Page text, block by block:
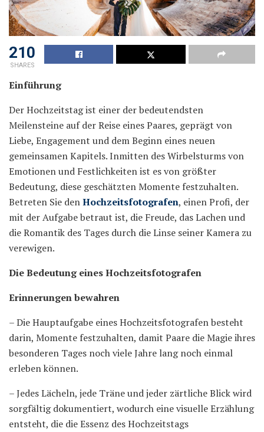
210
SHARES
Einführung
Der Hochzeitstag ist einer der bedeutendsten
Meilensteine auf der Reise eines Paares, geprägt von
Liebe, Engagement und dem Beginn eines neuen
gemeinsamen Kapitels. Inmitten des Wirbelsturms von
Emotionen und Festlichkeiten ist es von größter
Bedeutung, diese geschätzten Momente festzuhalten.
Betreten Sie denHochzeitsfotografen, einen Profi, der
mit der Aufgabe betraut ist, die Freude, das Lachen und
die Romantik des Tages durch die Linse seiner Kamera zu
verewigen.
Die Bedeutung eines Hochzeitsfotografen
Erinnerungen bewahren
– Die Hauptaufgabe eines Hochzeitsfotografen besteht
darin, Momente festzuhalten, damit Paare die Magie ihres
besonderen Tages noch viele Jahre lang noch einmal
erleben können.
– Jedes Lächeln, jede Träne und jeder zärtliche Blick wird
sorgfältig dokumentiert, wodurch eine visuelle Erzählung
entsteht, die die Essenz des Hochzeitstags